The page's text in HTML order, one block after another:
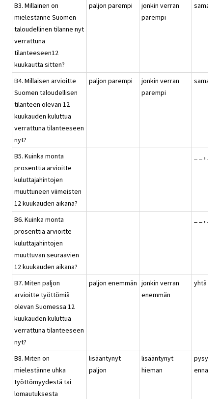
B3. Millainen on
mielestänne Suomen
taloudellinen tilanne nyt
verrattuna
tilanteeseen12
kuukautta sitten?
paljon parempi
jonkin verran
parempi
B4. Millaisen arvioitte
Suomen taloudellisen
tilanteen olevan 12
kuukauden kuluttua
verrattuna tilanteeseen
nyt?
paljon parempi
jonkin verran
parempi
B5. Kuinka monta
prosenttia arvioitte
kuluttajahintojen
muuttuneen viimeisten
12 kuukauden aikana?
_ _ , _ %
B6. Kuinka monta
prosenttia arvioitte
kuluttajahintojen
muuttuvan seuraavien
12 kuukauden aikana?
_ _ , _ %
B7. Miten paljon
arvioitte työttömiä
olevan Suomessa 12
kuukauden kuluttua
verrattuna tilanteeseen
nyt?
paljon enemmän jonkin verran
enemmän
yhtä
B8. Miten on
mielestänne uhka
työttömyydestä tai
lomautuksesta
lisääntynyt
paljon
lisääntynyt
hieman
pysynyt